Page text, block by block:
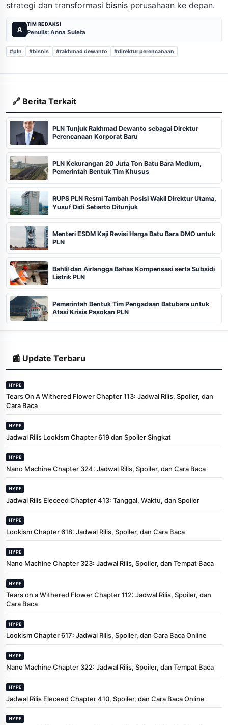
strategi dan transformasi bisnis perusahaan ke depan.
A
TIM REDAKSI
Penulis: Anna Suleta
#pln #bisnis #rakhmad dewanto #direktur perencanaan
🔗 Berita Terkait
PLN Tunjuk Rakhmad Dewanto sebagai Direktur
Perencanaan Korporat Baru
PLN Kekurangan 20 Juta Ton Batu Bara Medium,
Pemerintah Bentuk Tim Khusus
RUPS PLN Resmi Tambah Posisi Wakil Direktur Utama,
Yusuf Didi Setiarto Ditunjuk
Menteri ESDM Kaji Revisi Harga Batu Bara DMO untuk
PLN
Bahlil dan Airlangga Bahas Kompensasi serta Subsidi
Listrik PLN
Pemerintah Bentuk Tim Pengadaan Batubara untuk
Atasi Krisis Pasokan PLN
📰 Update Terbaru
HYPE
Tears On A Withered Flower Chapter 113: Jadwal Rilis, Spoiler, dan
Cara Baca
HYPE
Jadwal Rilis Lookism Chapter 619 dan Spoiler Singkat
HYPE
Nano Machine Chapter 324: Jadwal Rilis, Spoiler, dan Cara Baca
HYPE
Jadwal Rilis Eleceed Chapter 413: Tanggal, Waktu, dan Spoiler
HYPE
Lookism Chapter 618: Jadwal Rilis, Spoiler, dan Cara Baca
HYPE
Nano Machine Chapter 323: Jadwal Rilis, Spoiler, dan Tempat Baca
HYPE
Tears on a Withered Flower Chapter 112: Jadwal Rilis, Spoiler, dan
Cara Baca
HYPE
Lookism Chapter 617: Jadwal Rilis, Spoiler, dan Cara Baca Online
HYPE
Nano Machine Chapter 322: Jadwal Rilis, Spoiler, dan Tempat Baca
HYPE
Jadwal Rilis Eleceed Chapter 410, Spoiler, dan Cara Baca Online
HYPE